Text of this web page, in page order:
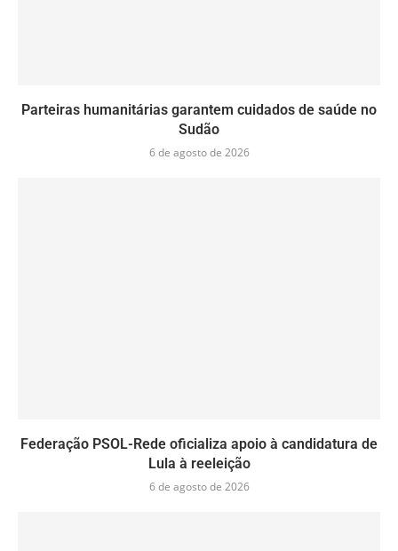
Parteiras humanitárias garantem cuidados de saúde no
Sudão
6 de agosto de 2026
Federação PSOL-Rede oficializa apoio à candidatura de
Lula à reeleição
6 de agosto de 2026